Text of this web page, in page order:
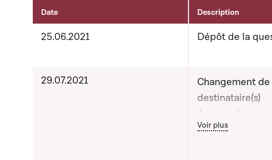
Activités liées au dossier
Date Description
25.06.2021 Dépôt de la
29.07.2021
Changement de
destinataire(s)
Anciens
Madame
Bouton
Voir plus